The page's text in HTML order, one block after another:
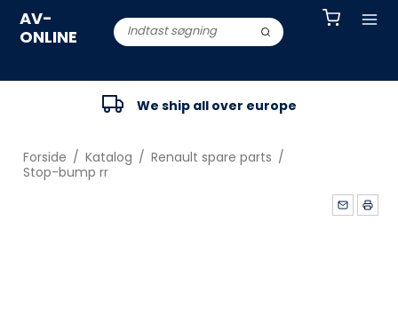
AV-
ONLINE
We ship all over europe
Forside / Katalog / Renault spare parts /
Stop-bump rr